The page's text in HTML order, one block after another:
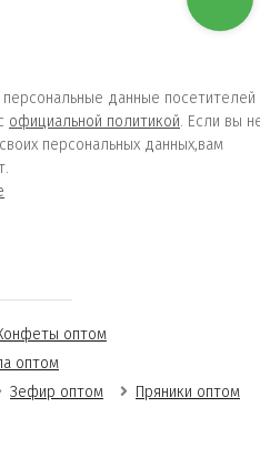
данные посетителей
официальной политикой. Если вы
персональных данных,вам
оптом
оптом
Зефир оптом Пряники оптом